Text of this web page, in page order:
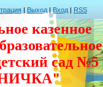
| Выход | Вход | RSS
казенное
сад №5